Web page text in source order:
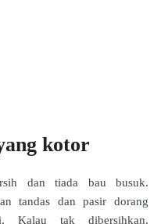
kotor
dan tiada bau busuk.
tandas dan pasir dorang
Kalau tak dibersihkan,